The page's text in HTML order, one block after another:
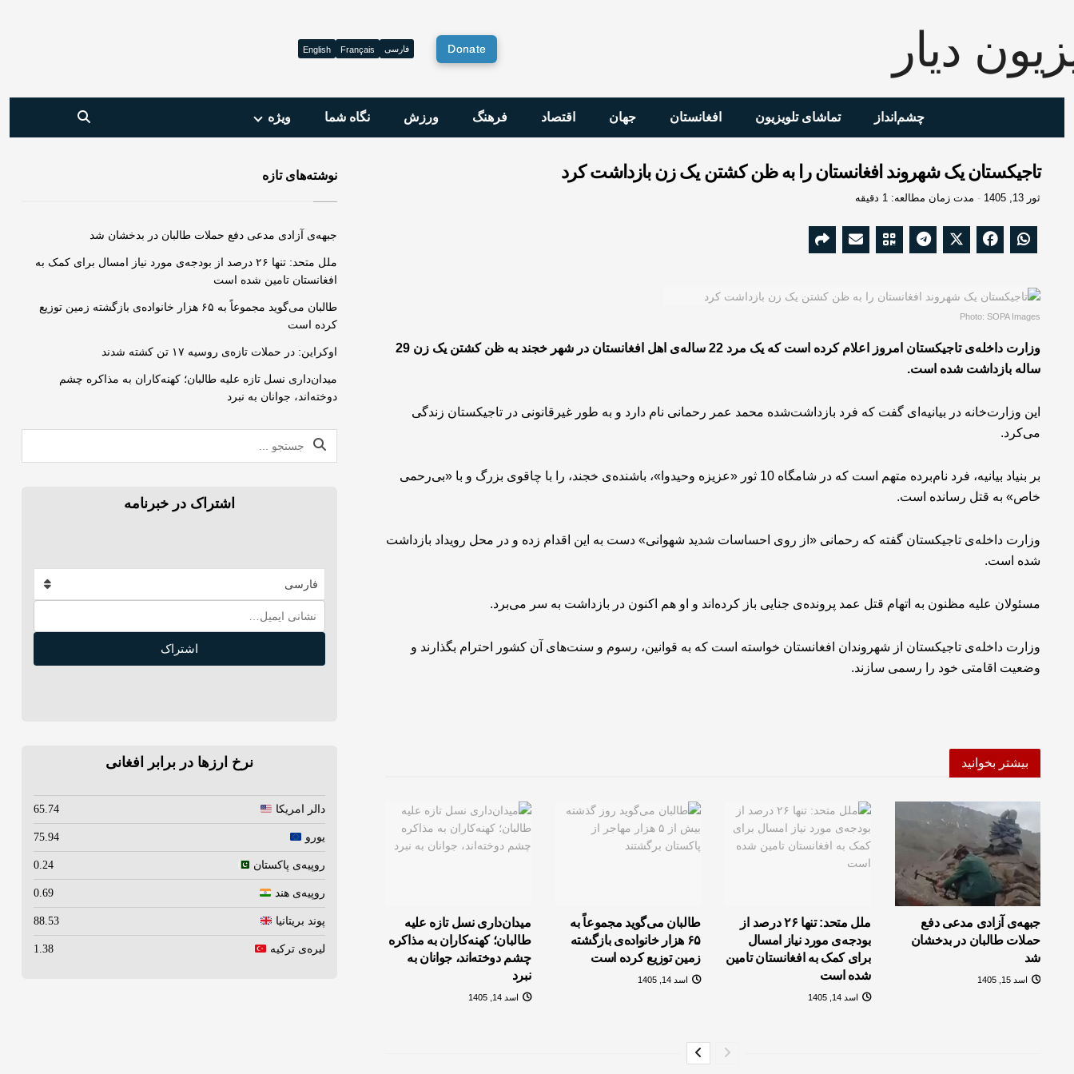
Donate فارسی Français
English
چشم‌انداز تماشای تلویزیون افغانستان جهان اقتصاد فرهنگ ورزش نگاه شما ویژه‌
تاجیکستان یک شهروند افغانستان را به ظن کشتن یک زن بازداشت کرد
ثور 13, 1405 مدت زمان مطالعه: 1 دقیقه
Photo: SOPA Images
وزارت داخله‌ی تاجیکستان امروز اعلام کرده است که یک مرد 22 ساله‌ی اهل افغانستان در شهر خجند به ظن کشتن یک زن 29
ساله بازداشت شده است.
این وزارت‌خانه در بیانیه‌ای گفت که فرد بازداشت‌شده محمد عمر رحمانی نام دارد و به طور غیرقانونی در تاجیکستان زندگی
می‌کرد.
بر بنیاد بیانیه، فرد نام‌برده متهم است که در شامگاه 10 ثور «عزیزه وحیدوا»، باشنده‌ی خجند، را با چاقوی بزرگ و با «بی‌رحمی
خاص» به قتل رسانده است.
وزارت داخله‌ی تاجیکستان گفته که رحمانی «از روی احساسات شدید شهوانی» دست به این اقدام زده و در محل رویداد بازداشت
شده است.
مسئولان علیه مظنون به اتهام قتل عمد پرونده‌ی جنایی باز کرده‌اند و او هم اکنون در بازداشت به سر می‌برد.
وزارت داخله‌ی تاجیکستان از شهروندان افغانستان خواسته است که به قوانین، رسوم و سنت‌های آن کشور احترام بگذارند و
وضعیت اقامتی خود را رسمی سازند.
بیشتر بخوانید
جبهه‌ی آزادی مدعی دفع
حملات طالبان در بدخشان
شد
اسد 15, 1405
ملل متحد: تنها ۲۶ درصد از
بودجه‌ی مورد نیاز امسال
برای کمک به افغانستان تامین
شده است
اسد 14, 1405
طالبان می‌گوید مجموعاً به
۶۵ هزار خانواده‌ی بازگشته
زمین توزیع کرده است
اسد 14, 1405
میدان‌داری نسل تازه علیه
طالبان؛ کهنه‌کاران به مذاکره
چشم دوخته‌اند، جوانان به
نبرد
اسد 14, 1405
نوشته‌های تازه
جبهه‌ی آزادی مدعی دفع حملات طالبان در بدخشان شد
ملل متحد: تنها ۲۶ درصد از بودجه‌ی مورد نیاز امسال برای کمک به
افغانستان تامین شده است
طالبان می‌گوید مجموعاً به ۶۵ هزار خانواده‌ی بازگشته زمین توزیع
کرده است
اوکراین: در حملات تازه‌ی روسیه ۱۷ تن کشته شدند
میدان‌داری نسل تازه علیه طالبان؛ کهنه‌کاران به مذاکره چشم
دوخته‌اند، جوانان به نبرد
اشتراک در خبرنامه
فارسی
اشتراک
نرخ ارزها در برابر افغانی
دالر امریکا 65.74
یورو 75.94
روپیه‌ی پاکستان 0.24
روپیه‌ی هند 0.69
پوند بریتانیا 88.53
لیره‌ی ترکیه 1.38